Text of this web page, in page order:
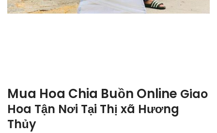
Mua Hoa Chia Buồn Online Giao
Hoa Tận Nơi Tại Thị xã Hương
Thủy